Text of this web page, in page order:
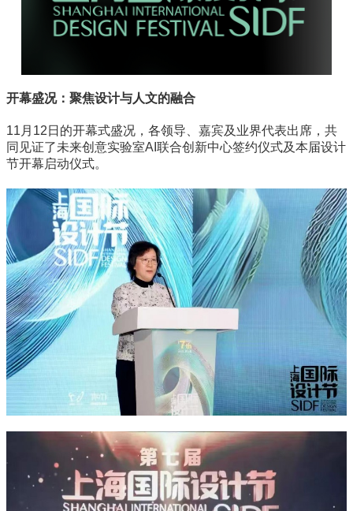
开幕盛况：聚焦设计与人文的融合
11月12日的开幕式盛况，各领导、嘉宾及业界代表出席，共
同见证了未来创意实验室AI联合创新中心签约仪式及本届设计
节开幕启动仪式。